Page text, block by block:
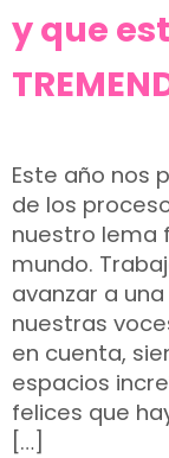
y que
Este año nos
de los
nuestro lema
mundo.
avanzar a
nuestras
en cuenta,
espacios
felices que
[…]